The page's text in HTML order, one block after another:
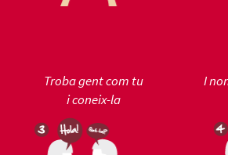
Troba gent com tu
i coneix-la
I